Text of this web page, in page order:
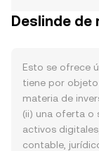
Deslinde de
Esto se ofrece
tiene por
materia de
(ii) una oferta o
activos
contable,